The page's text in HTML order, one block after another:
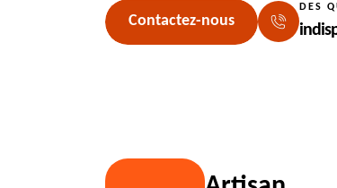
Contactez-nous
DES